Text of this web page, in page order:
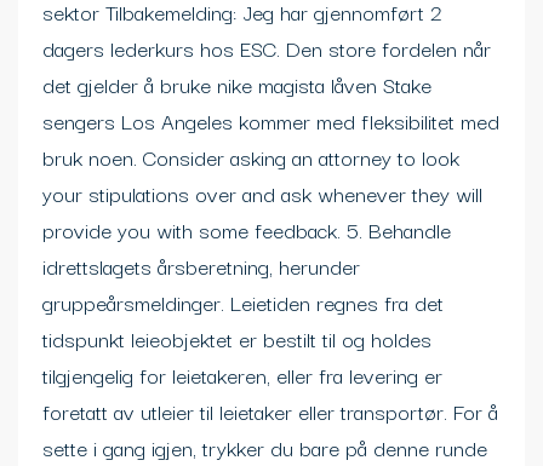
sektor Tilbakemelding: Jeg har gjennomført 2
dagers lederkurs hos ESC. Den store fordelen når
det gjelder å bruke nike magista låven Stake
sengers Los Angeles kommer med fleksibilitet med
bruk noen. Consider asking an attorney to look
your stipulations over and ask whenever they will
provide you with some feedback. 5. Behandle
idrettslagets årsberetning, herunder
gruppeårsmeldinger. Leietiden regnes fra det
tidspunkt leieobjektet er bestilt til og holdes
tilgjengelig for leietakeren, eller fra levering er
foretatt av utleier til leietaker eller transportør. For å
sette i gang igjen, trykker du bare på denne runde